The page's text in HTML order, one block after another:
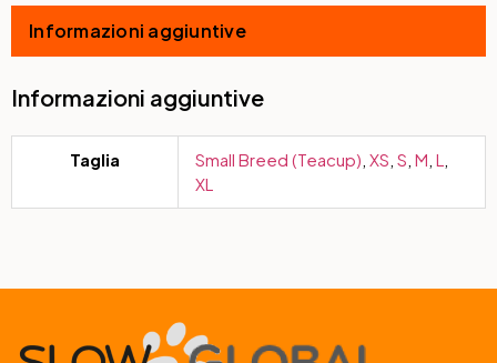
Informazioni aggiuntive
Informazioni aggiuntive
Taglia Small Breed (Teacup), XS, S, M, L ,
XL